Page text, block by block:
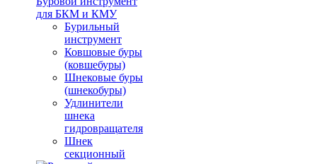
для БКМ и КМУ
Бурильный
инструмент
Ковшовые буры
(ковшебуры)
Шнековые буры
(шнекобуры)
Удлинители
шнека
гидровращателя
Шнек
секционный